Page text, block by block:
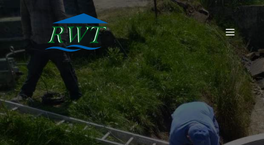
a
tartalomba
Menü